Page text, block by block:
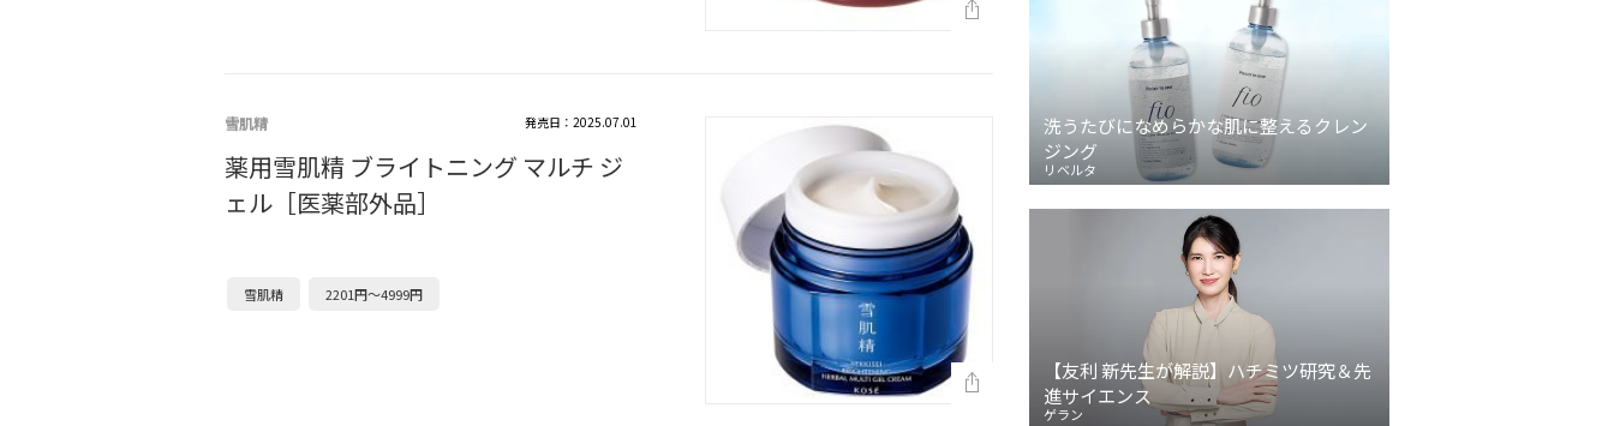
雪肌精 発売日：2025.07.01
薬用雪肌精 ブライトニング マルチ ジ
ェル［医薬部外品］
雪肌精 2201円～4999円
洗うたびになめらかな肌に整えるクレン
ジング
リベルタ
【友利 新先生が解説】ハチミツ研究＆先
進サイエンス
ゲラン